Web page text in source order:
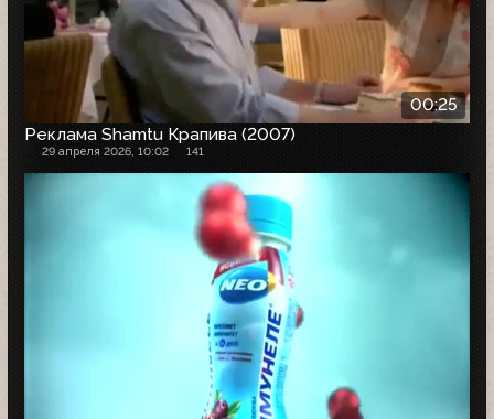
00:25
Реклама Shamtu Крапива (2007)
29 апреля 2026, 10:02 141